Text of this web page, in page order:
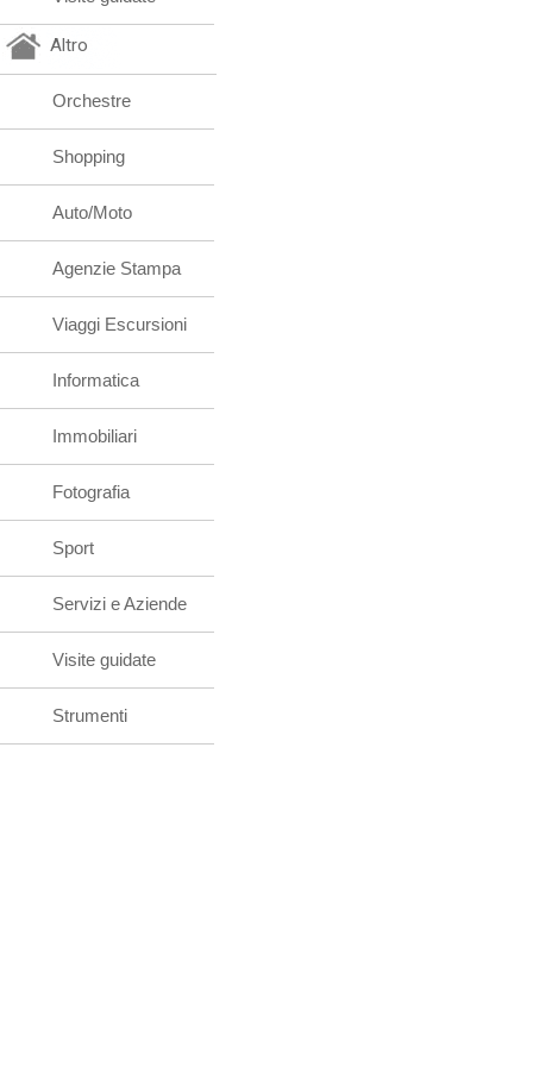
Altro
Orchestre
Shopping
Auto/Moto
Agenzie Stampa
Viaggi Escursioni
Informatica
Immobiliari
Fotografia
Sport
Servizi e Aziende
Visite guidate
Strumenti